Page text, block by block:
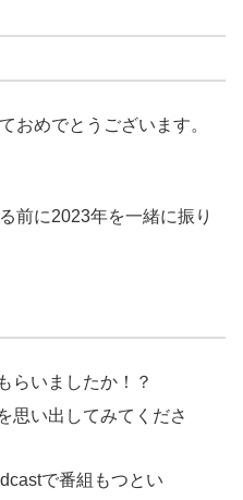
おめでとうございます。
前に2023年を一緒に振り
らいましたか！？
思い出してみてくださ
で番組もつとい